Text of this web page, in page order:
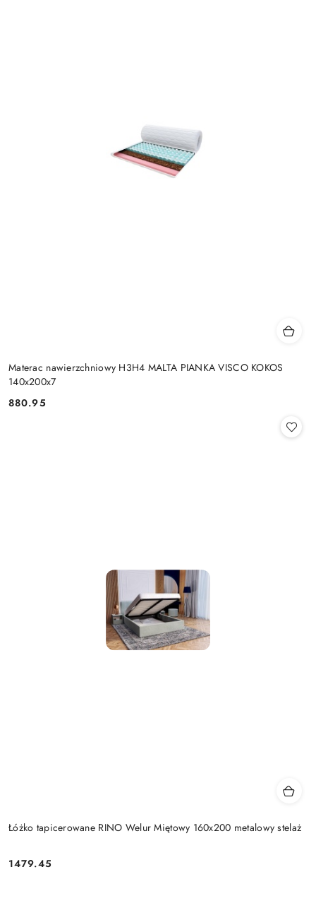
Materac nawierzchniowy H3H4 MALTA PIANKA VISCO KOKOS
140x200x7
Cena:
880.95
Łóżko tapicerowane RINO Welur Miętowy 160x200 metalowy stelaż
Cena:
1479.45